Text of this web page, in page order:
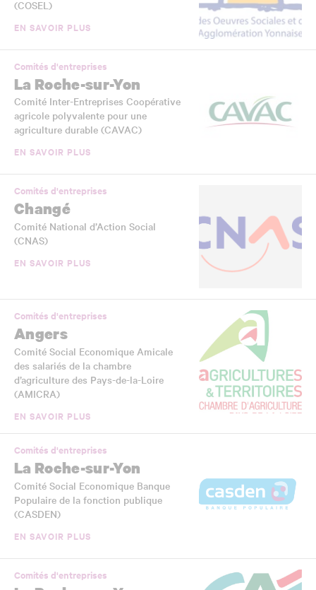
(COSEL)
EN SAVOIR PLUS
Comités d'entreprises
La Roche-sur-Yon
Comité Inter-Entreprises Coopérative
agricole polyvalente pour une
agriculture durable (CAVAC)
EN SAVOIR PLUS
Comités d'entreprises
Changé
Comité National d’Action Social
(CNAS)
EN SAVOIR PLUS
Comités d'entreprises
Angers
Comité Social Economique Amicale
des salariés de la chambre
d’agriculture des Pays-de-la-Loire
(AMICRA)
EN SAVOIR PLUS
Comités d'entreprises
La Roche-sur-Yon
Comité Social Economique Banque
Populaire de la fonction publique
(CASDEN)
EN SAVOIR PLUS
Comités d'entreprises